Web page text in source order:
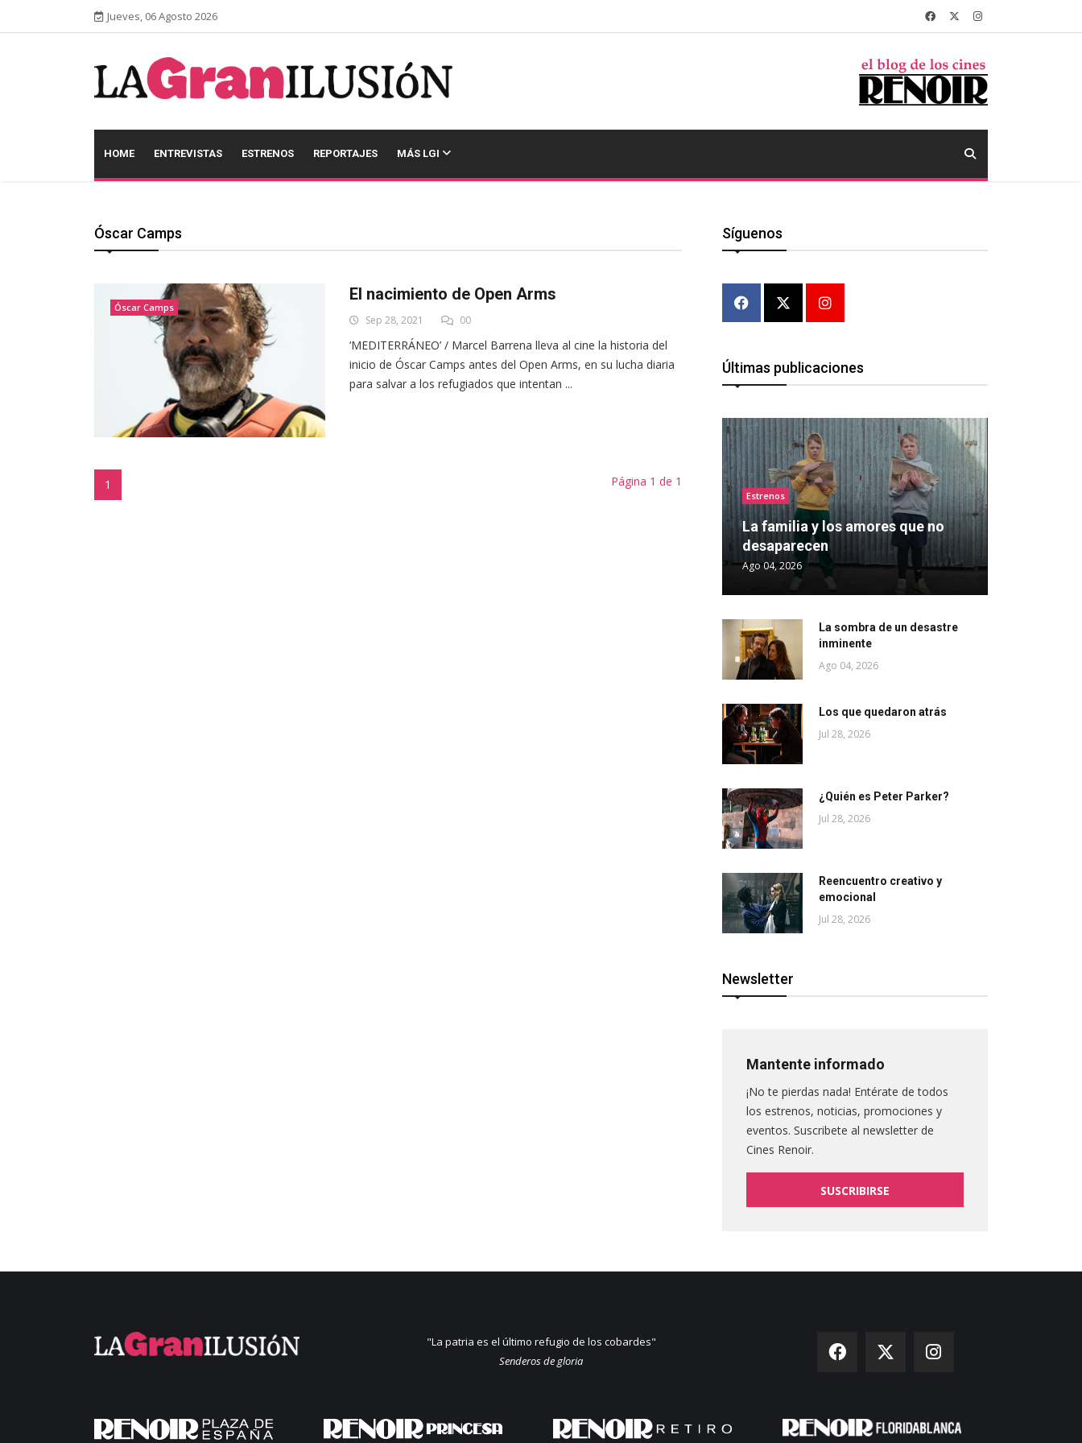
Jueves, 06 Agosto 2026
HOME ENTREVISTAS ESTRENOS REPORTAJES MÁS LGI
Óscar Camps
Óscar Camps
El nacimiento de Open Arms
Sep 28, 2021 00
‘MEDITERRÁNEO’ / Marcel Barrena lleva al cine la historia del
inicio de Óscar Camps antes del Open Arms, en su lucha diaria
para salvar a los refugiados que intentan ...
1 Página 1 de 1
Síguenos
Últimas publicaciones
Estrenos
La familia y los amores que no
desaparecen
Ago 04, 2026
La sombra de un desastre
inminente
Ago 04, 2026
Los que quedaron atrás
Jul 28, 2026
¿Quién es Peter Parker?
Jul 28, 2026
Reencuentro creativo y
emocional
Jul 28, 2026
Newsletter
Mantente informado
¡No te pierdas nada! Entérate de todos
los estrenos, noticias, promociones y
eventos. Suscribete al newsletter de
Cines Renoir.
SUSCRIBIRSE
"La patria es el último refugio de los cobardes"
Senderos de gloria